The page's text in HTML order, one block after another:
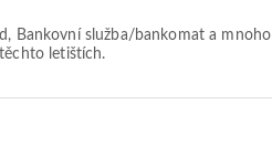
Bankovní služba/bankomat a mnoho
letištích.